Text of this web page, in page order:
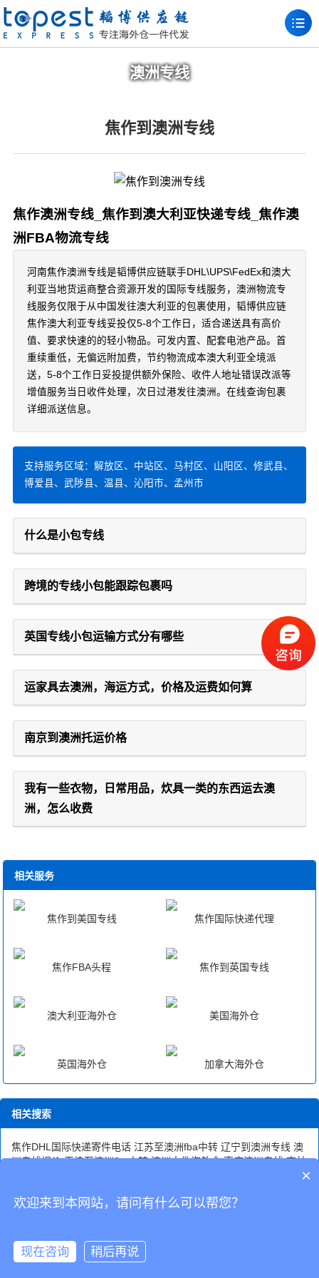
澳洲专线
焦作到澳洲专线
焦作澳洲专线_焦作到澳大利亚快递专线_焦作澳
洲FBA物流专线
河南焦作澳洲专线是韬博供应链联手DHL\UPS\FedEx和澳大
利亚当地货运商整合资源开发的国际专线服务，澳洲物流专
线服务仅限于从中国发往澳大利亚的包裹使用，韬博供应链
焦作澳大利亚专线妥投仅5-8个工作日，适合递送具有高价
值、要求快速的的轻小物品。可发内置、配套电池产品。首
重续重低，无偏远附加费，节约物流成本澳大利亚全境派
送，5-8个工作日妥投提供额外保险、收件人地址错误改派等
增值服务当日收件处理，次日过港发往澳洲。在线查询包裹
详细派送信息。
支持服务区域：解放区、中站区、马村区、山阳区、修武县、
博爱县、武陟县、温县、沁阳市、孟州市
什么是小包专线
跨境的专线小包能跟踪包裹吗
英国专线小包运输方式分有哪些
运家具去澳洲，海运方式，价格及运费如何算
南京到澳洲托运价格
我有一些衣物，日常用品，炊具一类的东西运去澳
洲，怎么收费
相关服务
焦作到美国专线 焦作国际快递代理
焦作FBA头程 焦作到英国专线
澳大利亚海外仓 美国海外仓
英国海外仓 加拿大海外仓
相关搜索
焦作DHL国际快递寄件电话 江苏至澳洲fba中转 辽宁到澳洲专线 澳
洲专线报价 天津至澳洲fba中转 澳洲大件海外仓 枣庄澳洲专线 吉林
×
欢迎来到本网站，请问有什么可以帮您？
现在咨询 稍后再说